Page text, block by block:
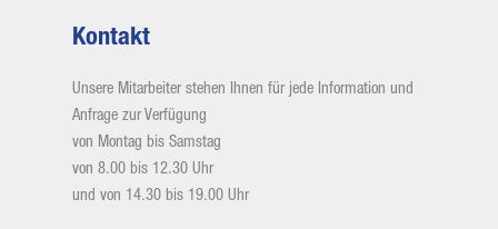
Kontakt
Unsere Mitarbeiter stehen Ihnen für jede Information und
Anfrage zur Verfügung
von Montag bis Samstag
von 8.00 bis 12.30 Uhr
und von 14.30 bis 19.00 Uhr